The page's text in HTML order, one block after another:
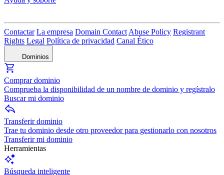
Contactar La empresa Domain Contact Abuse Policy Registrant
Rights Legal Política de privacidad Canal Ético
Dominios
Comprar dominio
Comprueba la disponibilidad de un nombre de dominio y regístralo
Buscar mi dominio
Transferir dominio
Trae tu dominio desde otro proveedor para gestionarlo con nosotros
Transferir mi dominio
Herramientas
Búsqueda inteligente